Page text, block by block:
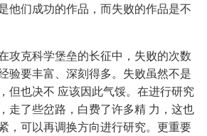
他们成功的作品，而失败的作品是不
。
攻克科学堡垒的长征中，失败的次数
验要丰富、深刻得多。失败虽然不是
但也决不 应该因此气馁。在进行研究
走了些岔路，白费了许多精 力，这也
，可以再调换方向进行研究。更重要